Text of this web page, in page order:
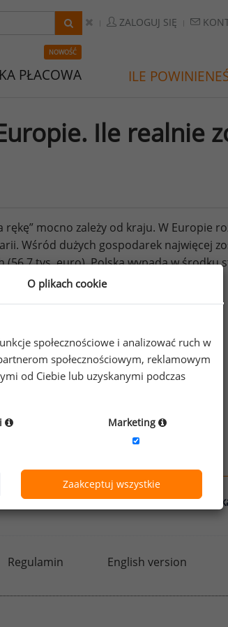
ZALOGUJ SIĘ
NOWOŚĆ
PŁACOWA ILE
Ile realnie
mocno zależy od kraju. W Europie
Wśród dużych gospodarek najwięcej
tys. euro). Polska wypada w środku
Zobacz więcej ciekawostek
badaniaHR.pl
Regulamin English version
O plikach cookie
społecznościowe i analizować ruch w
społecznościowym, reklamowym
od Ciebie lub uzyskanymi podczas
Marketing
Zaakceptuj wszystkie